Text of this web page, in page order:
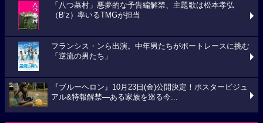
「八つ墓村」悪夢的な予告編解禁、主題歌は松本孝弘
（B’z）率いるTMGが担当
フランシス・ンら出演。中年男たちがボートレースに挑む
「逆流の男たち」
『ブルーヘロン』10月23日(金)公開決定！ポスタービジュ
アル&特報解禁―ある家族を巡る今...